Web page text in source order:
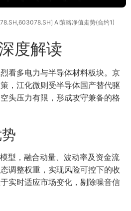
AI策略净值走势(合约1)
度解读
看多电力与半导体材料板块。京
，江化微则受半导体国产替代驱
头压力有限，形成攻守兼备的格
型，融合动量、波动率及资金流
调整权重，实现风险可控下的收
实时适应市场变化，剔除噪音信